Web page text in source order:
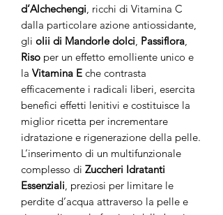
d’Alchechengi , ricchi di Vitamina C
dalla particolare azione antiossidante,
gli olii di Mandorle dolci Passiflora
Riso per un effetto emolliente unico e
la Vitamina E che contrasta
efficacemente i radicali liberi, esercita
benefici effetti lenitivi e costituisce la
miglior ricetta per incrementare
idratazione e rigenerazione della pelle.
L’inserimento di un multifunzionale
complesso di Zuccheri Idratanti
Essenziali , preziosi per limitare le
perdite d’acqua attraverso la pelle e